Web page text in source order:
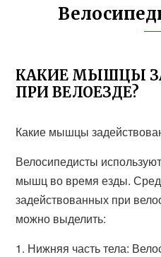
КАКИЕ МЫШЦЫ
ПРИ ВЕЛОЕЗДЕ?
Какие мышцы
Велосипедисты
мышц во время езды.
задействованных при
можно выделить:
1. Нижняя часть тела: